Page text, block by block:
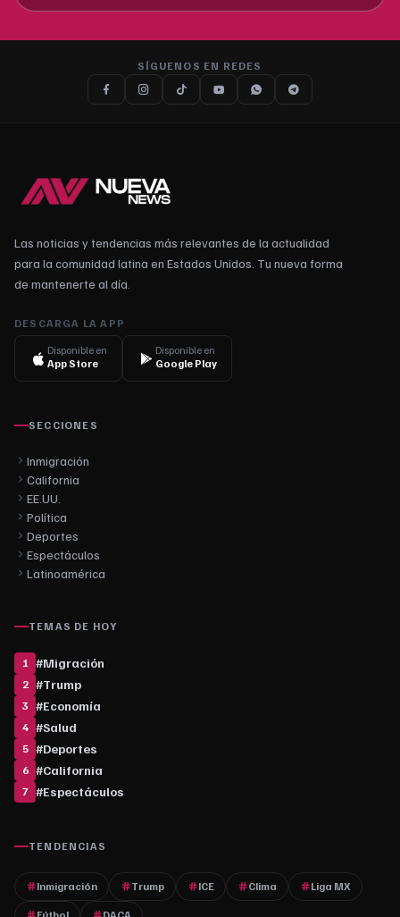
SÍGUENOS EN REDES
Las noticias y tendencias más relevantes de la actualidad
para la comunidad latina en Estados Unidos. Tu nueva forma
de mantenerte al día.
DESCARGA LA APP
Disponible en
App Store
Disponible en
Google Play
SECCIONES
Inmigración
California
EE.UU.
Política
Deportes
Espectáculos
Latinoamérica
TEMAS DE HOY
1 #Migración
2 #Trump
3 #Economía
4 #Salud
5 #Deportes
6 #California
7 #Espectáculos
TENDENCIAS
Inmigración Trump ICE Clima Liga MX